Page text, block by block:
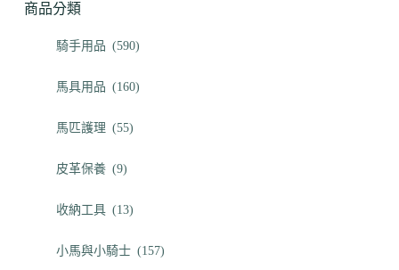
商品分類
騎手用品 (590)
馬具用品 (160)
馬匹護理 (55)
皮革保養 (9)
收納工具 (13)
小馬與小騎士 (157)